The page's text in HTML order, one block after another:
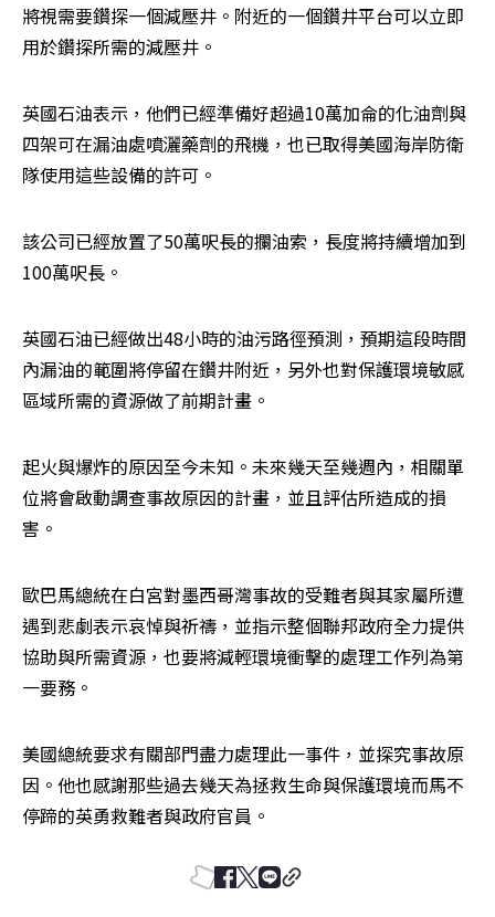
將視需要鑽探一個減壓井。附近的一個鑽井平台可以立即
用於鑽探所需的減壓井。
英國石油表示，他們已經準備好超過10萬加侖的化油劑與
四架可在漏油處噴灑藥劑的飛機，也已取得美國海岸防衛
隊使用這些設備的許可。
該公司已經放置了50萬呎長的攔油索，長度將持續增加到
100萬呎長。
英國石油已經做出48小時的油污路徑預測，預期這段時間
內漏油的範圍將停留在鑽井附近，另外也對保護環境敏感
區域所需的資源做了前期計畫。
起火與爆炸的原因至今未知。未來幾天至幾週內，相關單
位將會啟動調查事故原因的計畫，並且評估所造成的損
害。
歐巴馬總統在白宮對墨西哥灣事故的受難者與其家屬所遭
遇到悲劇表示哀悼與祈禱，並指示整個聯邦政府全力提供
協助與所需資源，也要將減輕環境衝擊的處理工作列為第
一要務。
美國總統要求有關部門盡力處理此一事件，並探究事故原
因。他也感謝那些過去幾天為拯救生命與保護環境而馬不
停蹄的英勇救難者與政府官員。